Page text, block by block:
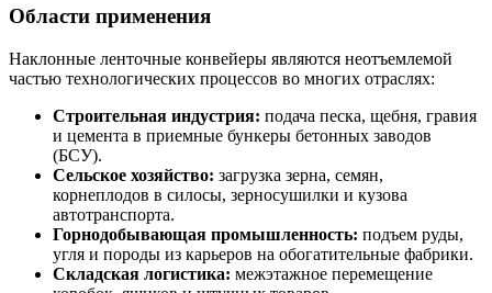
Области применения
Наклонные ленточные конвейеры являются неотъемлемой
частью технологических процессов во многих отраслях:
Строительная индустрия: подача песка, щебня, гравия
и цемента в приемные бункеры бетонных заводов
(БСУ).
Сельское хозяйство: загрузка зерна, семян,
корнеплодов в силосы, зерносушилки и кузова
автотранспорта.
Горнодобывающая промышленность: подъем руды,
угля и породы из карьеров на обогатительные фабрики.
Складская логистика: межэтажное перемещение